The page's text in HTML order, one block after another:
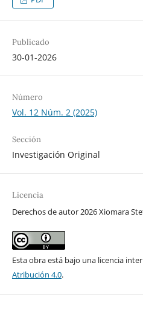
Publicado
30-01-2026
Número
Vol. 12 Núm. 2 (2025)
Sección
Investigación Original
Licencia
Derechos de autor 2026 Xiomara
Esta obra está bajo una licencia
Atribución 4.0.